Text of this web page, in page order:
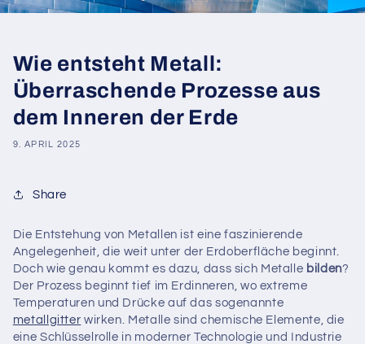
Wie entsteht Metall:
Überraschende Prozesse aus
dem Inneren der Erde
9. APRIL 2025
Share
Die Entstehung von Metallen ist eine faszinierende
Angelegenheit, die weit unter der Erdoberfläche beginnt.
Doch wie genau kommt es dazu, dass sich Metalle bilden?
Der Prozess beginnt tief im Erdinneren, wo extreme
Temperaturen und Drücke auf das sogenannte
metallgitter wirken. Metalle sind chemische Elemente, die
eine Schlüsselrolle in moderner Technologie und Industrie